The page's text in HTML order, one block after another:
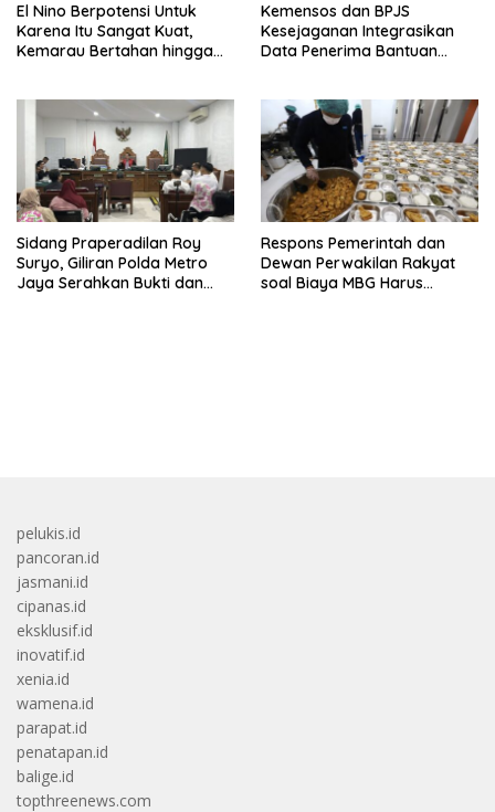
El Nino Berpotensi Untuk
Karena Itu Sangat Kuat,
Kemarau Bertahan hingga
Kemensos dan BPJS
Kesejaganan Integrasikan
Data Penerima Bantuan
Sidang Praperadilan Roy
Suryo, Giliran Polda Metro
Jaya Serahkan Bukti dan
Respons Pemerintah dan
Dewan Perwakilan Rakyat
soal Biaya MBG Harus
pelukis.id
pancoran.id
jasmani.id
cipanas.id
eksklusif.id
inovatif.id
xenia.id
wamena.id
parapat.id
penatapan.id
balige.id
topthreenews.com